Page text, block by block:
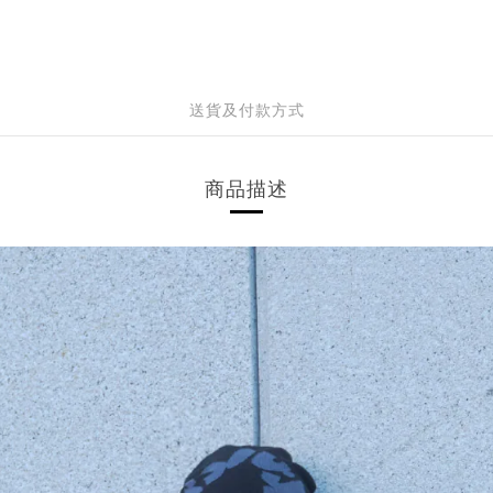
送貨及付款方式
商品描述